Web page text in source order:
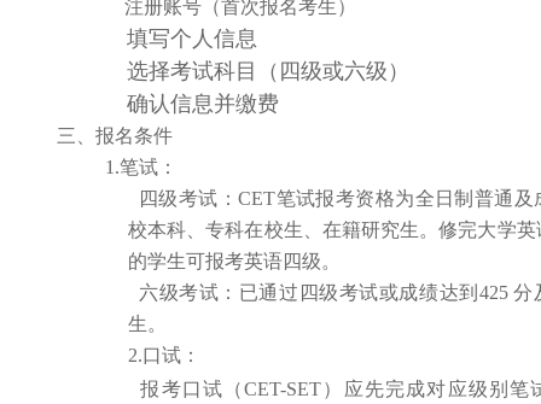
注册账号 （首次报名考生）
填写个人信息
选择考试科目（四级或六级）
确认信息并缴费
三、报名条件
1.笔试：
四级考试 ：CET笔试报考资格为全日制普通及
校本科、专科在校生、在籍研究生。修完大学
的学生可报考英语四级。
六级考试 ：已通过四级考试或成绩达到425 分
生。
2.口试 ：
报考口试（CET-SET）应先完成对应级别笔